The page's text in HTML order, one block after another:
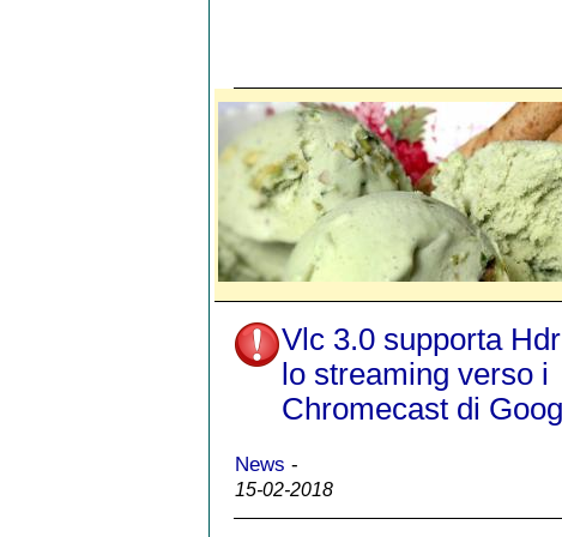
Vlc 3.0 supporta
lo streaming verso i
Chromecast di
News -
15-02-2018